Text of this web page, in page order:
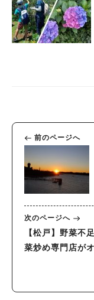
前のページへ
次のページへ
【松戸】野菜不
菜炒め専門店が